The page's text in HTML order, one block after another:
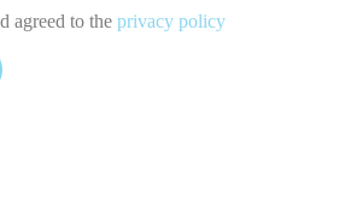
agreed to the privacy policy